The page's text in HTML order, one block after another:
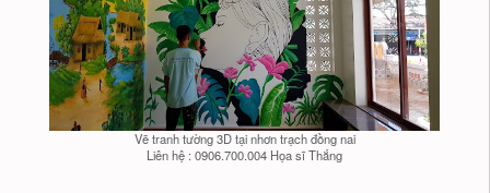
Vẽ tranh tường 3D tại nhơn trạch đồng nai
Liên hệ : 0906.700.004 Họa sĩ Thắng